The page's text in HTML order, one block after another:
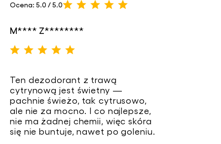
Ocena: 5.0 / 5.0
M**** Z********
Ten dezodorant z trawą
cytrynową jest świetny —
pachnie świeżo, tak cytrusowo,
ale nie za mocno. I co najlepsze,
nie ma żadnej chemii, więc skóra
się nie buntuje, nawet po goleniu.